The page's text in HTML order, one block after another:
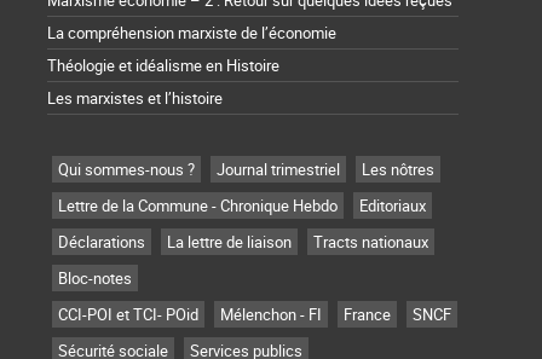
La compréhension marxiste de l’économie
Théologie et idéalisme en Histoire
Les marxistes et l’histoire
Qui sommes-nous ? Journal trimestriel
Les nôtres
Lettre de la Commune - Chronique Hebdo
Editoriaux
Déclarations
La lettre de liaison
Tracts nationaux
Bloc-notes
CCI-POI et TCI- POid
Mélenchon - FI France
SNCF
Sécurité sociale
Services publics